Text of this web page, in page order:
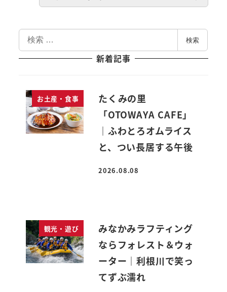
索
検索
新着記事
お土産・食事
たくみの里
「OTOWAYA CAFE」
｜ふわとろオムライス
と、つい長居する午後
投稿日
2026.08.08
観光・遊び
みなかみラフティング
ならフォレスト＆ウォ
ーター｜利根川で笑っ
てずぶ濡れ